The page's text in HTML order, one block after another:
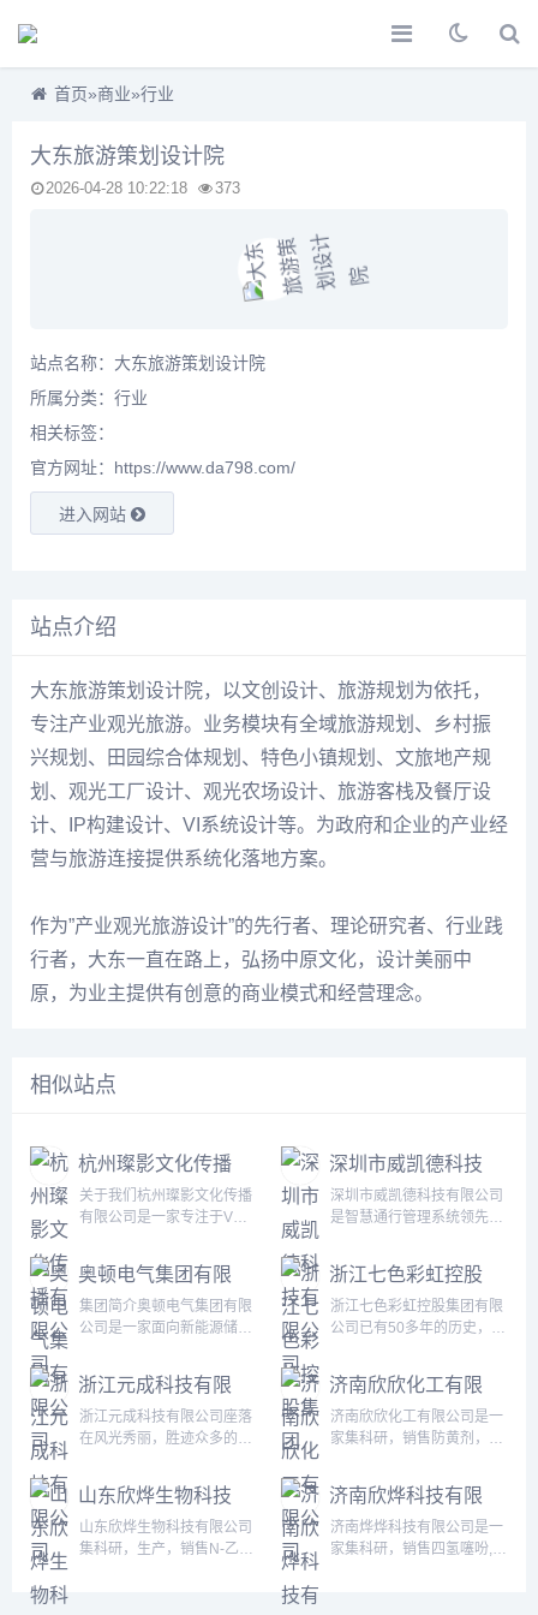
首页»商业»行业
大东旅游策划设计院
2026-04-28 10:22:18 373
站点名称：大东旅游策划设计院
所属分类： 行业
相关标签：
官方网址：https://www.da798.com/
进入网站
站点介绍
大东旅游策划设计院，以文创设计、旅游规划为依托，
专注产业观光旅游。业务模块有全域旅游规划、乡村振
兴规划、田园综合体规划、特色小镇规划、文旅地产规
划、观光工厂设计、观光农场设计、旅游客栈及餐厅设
计、IP构建设计、VI系统设计等。为政府和企业的产业经
营与旅游连接提供系统化落地方案。
作为”产业观光旅游设计”的先行者、理论研究者、行业践
行者，大东一直在路上，弘扬中原文化，设计美丽中
原，为业主提供有创意的商业模式和经营理念。
相似站点
杭州璨影文化传播
有限公司
关于我们杭州璨影文化传播
有限公司是一家专注于VR
创新型企业，立足杭州，辐
射全国。我们以“用科技呈现
视觉之美”为使命，致力于为
客户提供高品质的沉浸式数
销。我们运用前沿的VR全
景×数字导览技术，为杭州
本地及全国的房地产、工
深圳市威凯德科技
有限公司
深圳市威凯德科技有限公司
是智慧通行管理系统领先的
方案供应商，我们专注于人
机通行电梯智能化物联网领
域，集产品研发、生产、销
售、售后于一体的高科技企
件研发团队、 从事贵金属交
易平台、数字货币交易平台
10年的软件开发维护团队以
奥顿电气集团有限
公司
集团简介奥顿电气集团有限
公司是一家面向新能源储
提供变压器/高低压开关设备
的国家级高新技术企业。公
司配备10余万平方米现代化
厂房，自主掌控油箱、片式
600+台，紧急订单24小时
响应，产品服务覆盖全国32
个省级行政区及海外非洲国
浙江七色彩虹控股
集团
浙江七色彩虹控股集团有限
公司已有50多年的历史，下
公司、浙江七色彩虹印染有
限公司等5家子公司，多家
已是国家高新技术企业。七
色彩虹是一家集研发、生
市场（天然可降解、可再生
纤维针织面料）的领军企
业，中国针织行业20强、绍
浙江元成科技有限
公司
浙江元成科技有限公司座落
在风光秀丽，胜迹众多的浙
道之源的枢纽浙江省新昌县
境内。元成科技成立于2018
年，是一家专注于精密注塑
制品研发、生产及销售的高
济南欣欣化工有限
公司
济南欣欣化工有限公司是一
家集科研，销售防黄剂，丁
130，防黄剂HN-150，防黄
剂,丁酰肼原药,异戊烯醇
321,对苯二酚,异戊醇,异戊
烯醛,异丙叉丙酮，异丙醚，
山东欣烨生物科技
有限公司
山东欣烨生物科技有限公司
集科研，生产，销售N-乙烯
济南欣烨科技有限
公司
济南烨烨科技有限公司是一
家集科研，销售四氢噻吩,N-